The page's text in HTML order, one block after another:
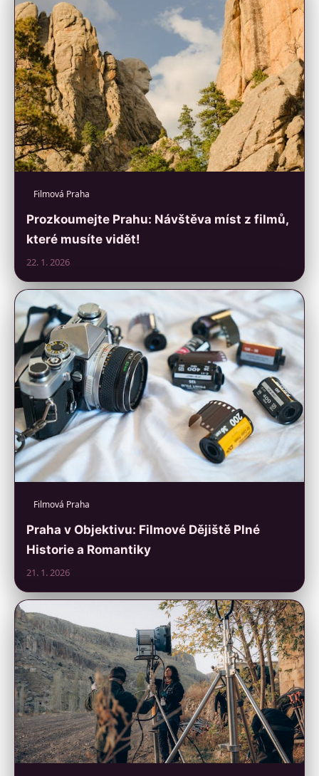
Filmová Praha
Prozkoumejte Prahu: Návštěva míst z filmů,
které musíte vidět!
22. 1. 2026
Filmová Praha
Praha v Objektivu: Filmové Dějiště Plné
Historie a Romantiky
21. 1. 2026